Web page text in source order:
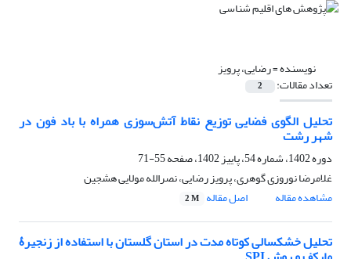
نویسنده =رضایی، پرویز
تعداد مقالات: 2
تحلیل الگوی فضایی توزیع نقاط آتش‌سوزی همراه با باد فون در
شهر رشت
دوره 1402، شماره 54، پاییز 1402، صفحه
55-71
غلامرضا نوروزی گوهری، پرویز رضایی، نصرالله مولایی هشجین
مشاهده مقاله
اصل مقاله 2 M
تحلیل خشکسالی کوتاه مدت در استان گلستان با استفاده از زنجیرۀ